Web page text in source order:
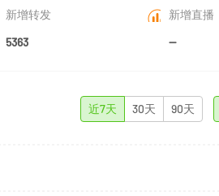
新增转发
5363
新增直播
--
近7天 30天 90天